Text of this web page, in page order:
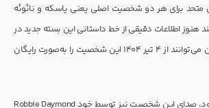
متحد برای هر دو شخصیت اصلی یعنی یاسکه و نائوئه
هنوز اطلاعات دقیقی از خط داستانی این بسته جدید در
دست نیست، اما بازیکنان می‌توانند از ۴ تیر ۱۴۰۴ این شخصیت را به‌صورت رایگان
همان‌طور که انتظار می‌رود، صدای این شخصیت نیز توسط خود Robbie Daymond